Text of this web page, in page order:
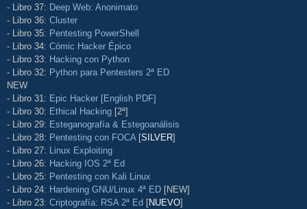
- Libro 37: Deep Web: Anonimato
- Libro 36: Cluster
- Libro 35: Pentesting PowerShell
- Libro 34: Cómic Hacker Épico
- Libro 33: Hacking con Python
- Libro 32: Python para Pentesters 2ª ED
NEW
- Libro 31: Epic Hacker [English PDF]
- Libro 30: Ethical Hacking [2ª]
- Libro 29: Esteganografía & Estegoanálisis
- Libro 28: Pentesting con FOCA [SILVER]
- Libro 27: Linux Exploiting
- Libro 26: Hacking IOS 2ª Ed
- Libro 25: Pentesting con Kali Linux
- Libro 24: Hardening GNU/Linux 4ª ED [NEW]
- Libro 23: Criptografía: RSA 2ª Ed [NUEVO]